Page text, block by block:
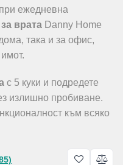
ежедневна
врата Danny Home
така и за офис,
с 5 куки и подредете
излишно пробиване.
към всяко